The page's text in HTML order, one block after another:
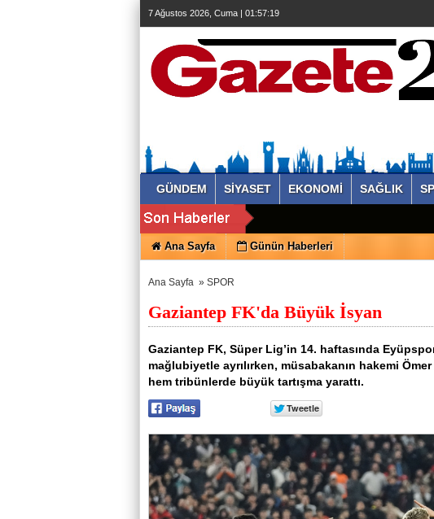
7 Ağustos 2026, Cuma | 01:57:20
GÜNDEM SİYASET EKONOMİ SAĞLIK
Ana Sayfa Günün Haberleri
Ana Sayfa » SPOR
Gaziantep FK'da Büyük İsyan
Gaziantep FK, Süper Lig’in 14. haftasında
mağlubiyetle ayrılırken, müsabakanın hakemi
hem tribünlerde büyük tartışma yarattı.